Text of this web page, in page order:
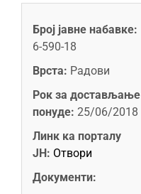
Број јавне набавке:
6-590-18
Врста: Радови
Рок за достављање
понуде: 25/06/2018
Линк ка порталу
ЈН: Отвори
Документи: